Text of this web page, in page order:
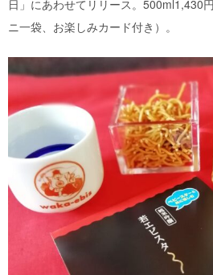
日」にあわせてリリース。500ml1,430
ニ一袋、お楽しみカード付き）。